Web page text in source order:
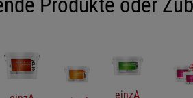
Produkte oder
einzA